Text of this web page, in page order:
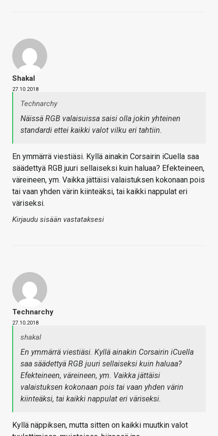
Shakal
27.10.2018
Technarchy
Näissä RGB valaisuissa saisi olla jokin yhteinen
standardi ettei kaikki valot vilku eri tahtiin.
En ymmärrä viestiäsi. Kyllä ainakin Corsairin iCuella saa
säädettyä RGB juuri sellaiseksi kuin haluaa? Efekteineen,
väreineen, ym. Vaikka jättäisi valaistuksen kokonaan pois
tai vaan yhden värin kiinteäksi, tai kaikki nappulat eri
väriseksi.
Kirjaudu sisään vastataksesi
Technarchy
27.10.2018
shakal
En ymmärrä viestiäsi. Kyllä ainakin Corsairin iCuella
saa säädettyä RGB juuri sellaiseksi kuin haluaa?
Efekteineen, väreineen, ym. Vaikka jättäisi
valaistuksen kokonaan pois tai vaan yhden värin
kiinteäksi, tai kaikki nappulat eri väriseksi.
Kyllä näppiksen, mutta sitten on kaikki muutkin valot